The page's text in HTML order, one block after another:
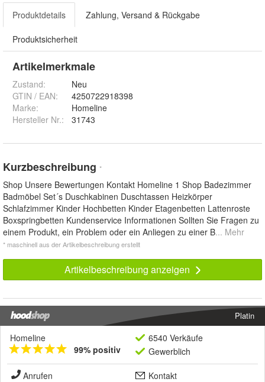
Produktdetails Zahlung, Versand & Rückgabe
Produktsicherheit
Artikelmerkmale
Zustand:
Neu
GTIN / EAN:
4250722918398
Marke:
Homeline
Hersteller Nr.:
31743
Kurzbeschreibung *
Shop Unsere Bewertungen Kontakt Homeline 1 Shop Badezimmer
Badmöbel Set´s Duschkabinen Duschtassen Heizkörper
Schlafzimmer Kinder Hochbetten Kinder Etagenbetten Lattenroste
Boxspringbetten Kundenservice Informationen Sollten Sie Fragen zu
einem Produkt, ein Problem oder ein Anliegen zu einer B... Mehr
* maschinell aus der Artikelbeschreibung erstellt
Artikelbeschreibung anzeigen
Platin
Homeline
99% positiv
6540 Verkäufe
Gewerblich
Anrufen
Kontakt